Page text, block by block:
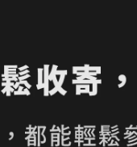
；如需更多細節照片
能。